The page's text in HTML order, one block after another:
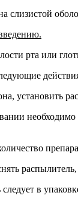
слизистой
рта или
установить
необходимо
в